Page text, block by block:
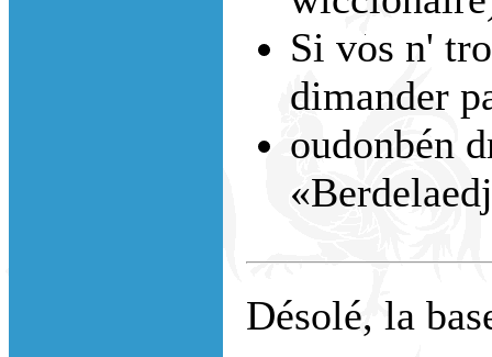
Si vos n'
dimander
oudonbén
Désolé, la